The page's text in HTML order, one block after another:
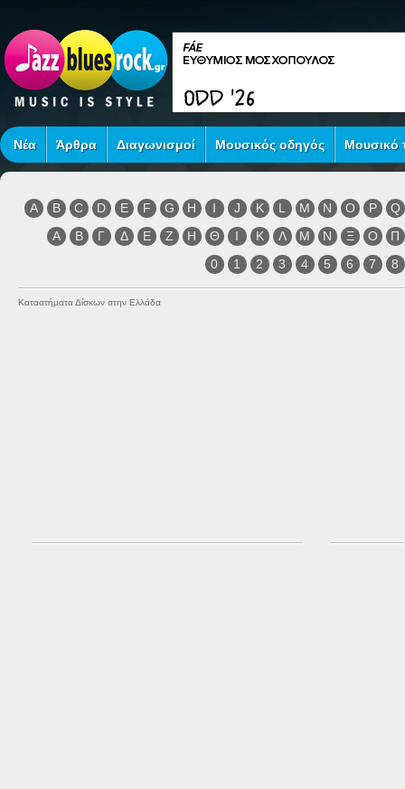
Νέα Άρθρα Διαγωνισμοί Μουσικός οδηγός Μουσικό
A B C D E F G H I J K L M N O P
Q
Α
Β Γ Δ Ε Ζ Η Θ Ι Κ Λ Μ Ν Ξ Ο
Π
0
1 2 3 4 5 6 7 8
Καταστήματα Δίσκων στην Ελλάδα